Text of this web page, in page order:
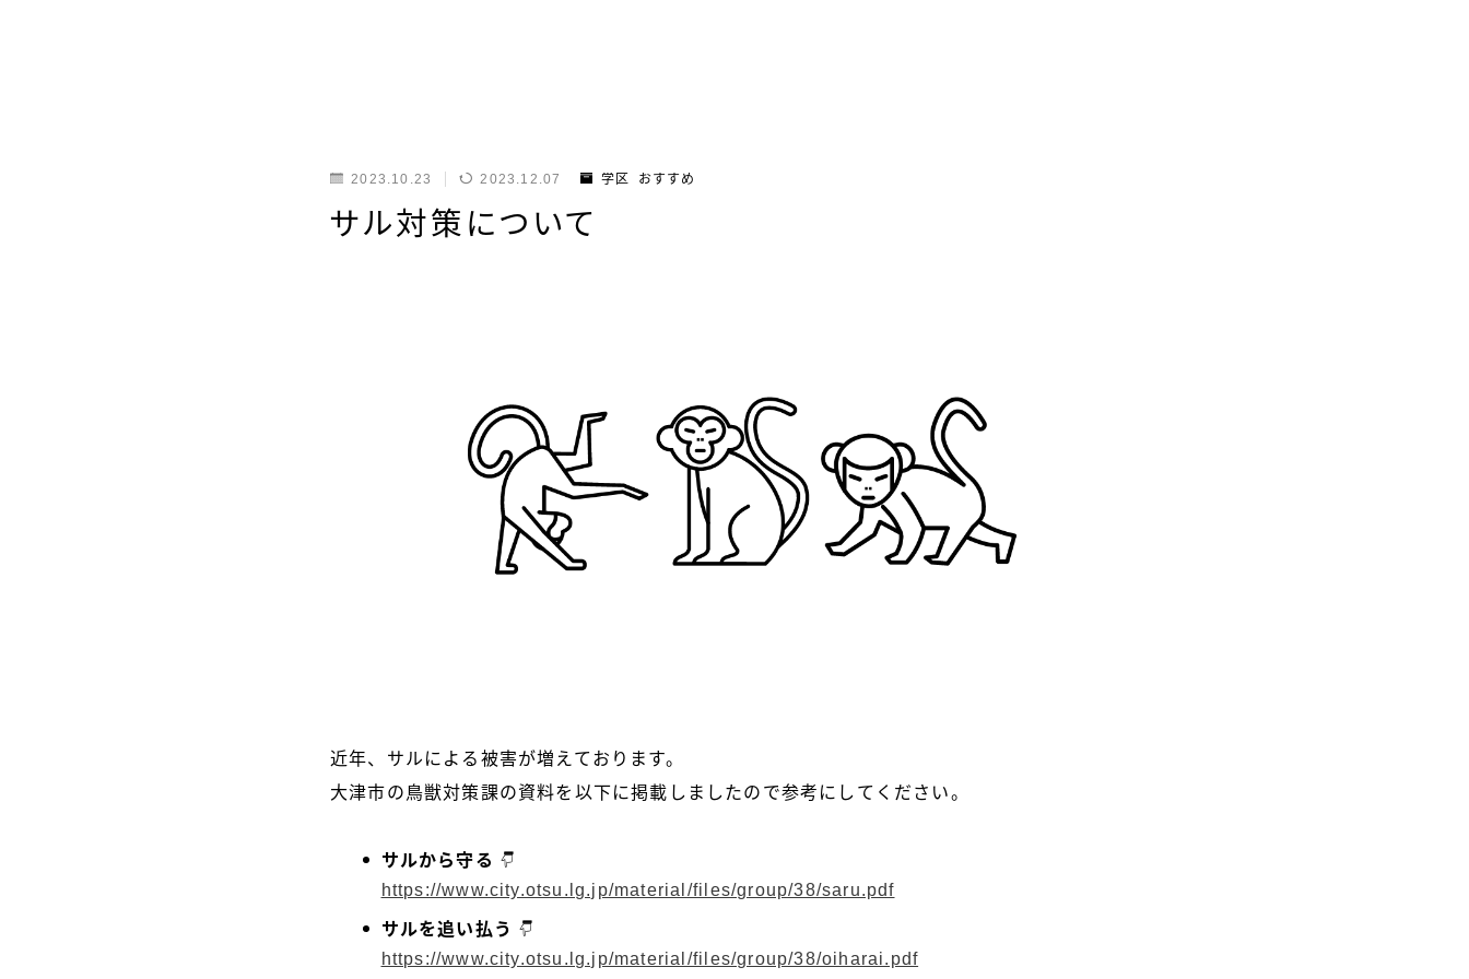
2023.10.23 2023.12.07 学区_おすすめ
サル対策について
近年、サルによる被害が増えております。
大津市の鳥獣対策課の資料を以下に掲載しましたので参考にしてください。
サルから守る
https://www.city.otsu.lg.jp/material/files/group/38/saru.pdf
サルを追い払う
https://www.city.otsu.lg.jp/material/files/group/38/oiharai.pdf